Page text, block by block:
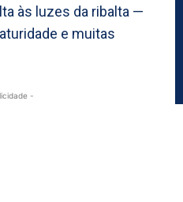
às luzes da ribalta —
e muitas
-